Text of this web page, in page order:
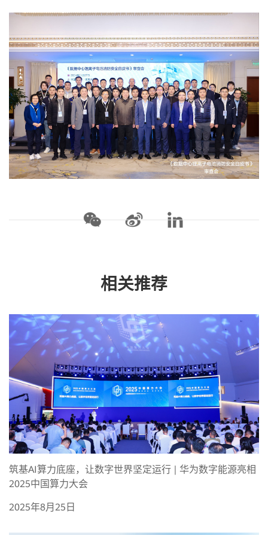
相关推荐
筑基AI算力底座，让数字世界坚定运行 | 华为数字能源亮相
2025中国算力大会
2025年8月25日